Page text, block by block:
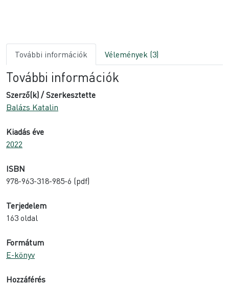
További információk Vélemények (3)
További információk
Szerző(k) / Szerkesztette
Balázs Katalin
Kiadás éve
2022
ISBN
978-963-318-985-6 (pdf)
Terjedelem
163 oldal
Formátum
E-könyv
Hozzáférés